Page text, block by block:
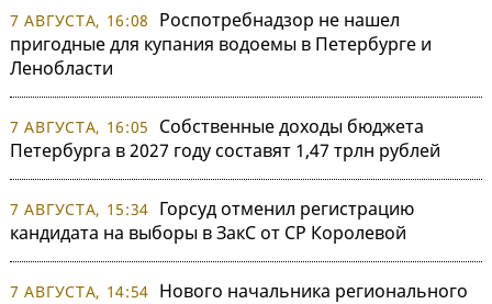
7 АВГУСТА, 16:08
Роспотребнадзор не нашел
пригодные для купания водоемы в Петербурге и
Ленобласти
7 АВГУСТА, 16:05
Собственные доходы бюджета
Петербурга в 2027 году составят 1,47 трлн рублей
7 АВГУСТА, 15:34 Горсуд отменил регистрацию
кандидата на выборы в ЗакС от СР Королевой
7 АВГУСТА, 14:54 Нового начальника регионального